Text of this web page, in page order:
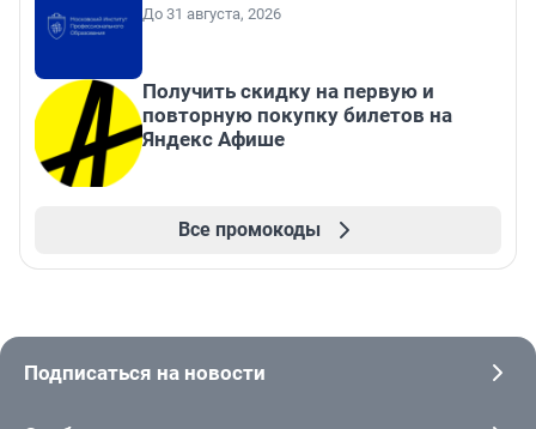
До 31 августа, 2026
Получить скидку на первую и
повторную покупку билетов на
Яндекс Афише
Все промокоды
Подписаться на новости